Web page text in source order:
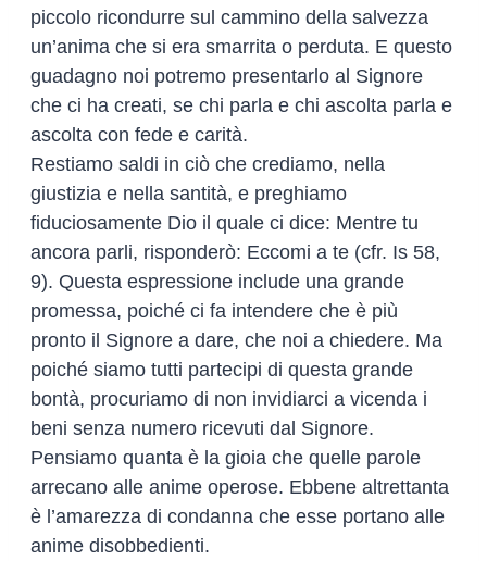
piccolo ricondurre sul cammino della salvezza
un’anima che si era smarrita o perduta. E questo
guadagno noi potremo presentarlo al Signore
che ci ha creati, se chi parla e chi ascolta parla e
ascolta con fede e carità.
Restiamo saldi in ciò che crediamo, nella
giustizia e nella santità, e preghiamo
fiduciosamente Dio il quale ci dice: Mentre tu
ancora parli, risponderò: Eccomi a te (cfr. Is 58,
9). Questa espressione include una grande
promessa, poiché ci fa intendere che è più
pronto il Signore a dare, che noi a chiedere. Ma
poiché siamo tutti partecipi di questa grande
bontà, procuriamo di non invidiarci a vicenda i
beni senza numero ricevuti dal Signore.
Pensiamo quanta è la gioia che quelle parole
arrecano alle anime operose. Ebbene altrettanta
è l’amarezza di condanna che esse portano alle
anime disobbedienti.